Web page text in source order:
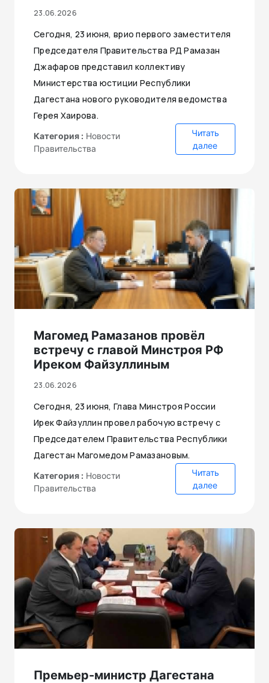
23.06.2026
Сегодня, 23 июня, врио первого заместителя
Председателя Правительства РД Рамазан
Джафаров представил коллективу
Министерства юстиции Республики
Дагестана нового руководителя ведомства
Герея Хаирова.
Категория : Новости
Правительства
Читать
далее
Магомед Рамазанов провёл
встречу с главой Минстроя РФ
Иреком Файзуллиным
23.06.2026
Сегодня, 23 июня, Глава Минстроя России
Ирек Файзуллин провел рабочую встречу с
Председателем Правительства Республики
Дагестан Магомедом Рамазановым.
Категория : Новости
Правительства
Читать
далее
Премьер-министр Дагестана